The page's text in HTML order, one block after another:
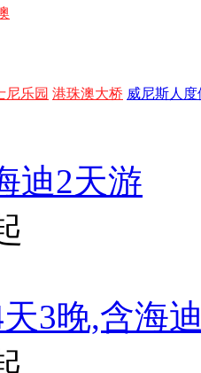
尼乐园 港珠澳大桥 威尼斯人度
迪2天游
3晚,含海